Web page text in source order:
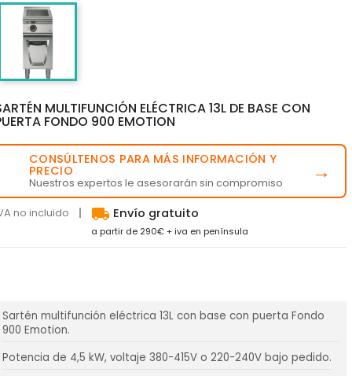
MULTIFUNCIÓN ELÉCTRICA 13L DE BASE CON
FONDO 900 EMOTION
CONSÚLTENOS PARA MÁS INFORMACIÓN Y
PRECIO
Nuestros expertos le asesorarán sin compromiso →
no incluido local_shipping Envío gratuito
a partir de 290€ + iva en península
Sartén multifunción eléctrica 13L con base con puerta Fondo
900 Emotion.
Potencia de 4,5 kW, voltaje 380-415V o 220-240V bajo pedido.